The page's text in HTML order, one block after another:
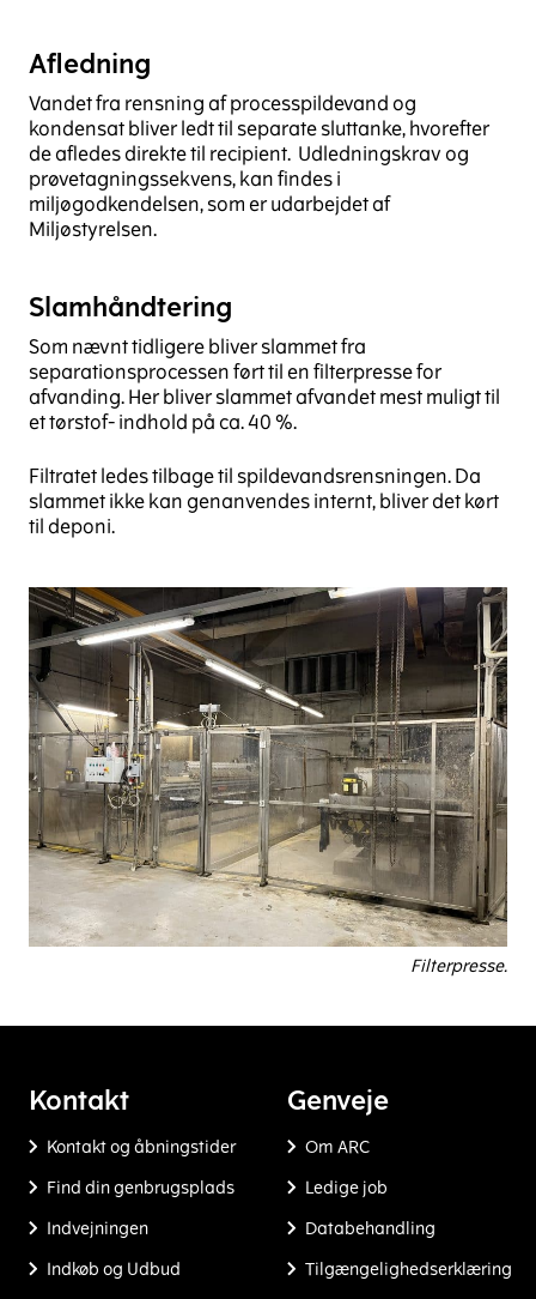
Afledning
Vandet fra rensning af processpildevand og
kondensat bliver ledt til separate sluttanke, hvorefter
de afledes direkte til recipient. Udledningskrav og
prøvetagningssekvens, kan findes i
miljøgodkendelsen, som er udarbejdet af
Miljøstyrelsen.
Slamhåndtering
Som nævnt tidligere bliver slammet fra
separationsprocessen ført til en filterpresse for
afvanding. Her bliver slammet afvandet mest muligt til
et tørstof- indhold på ca. 40 %.
Filtratet ledes tilbage til spildevandsrensningen. Da
slammet ikke kan genanvendes internt, bliver det kørt
til deponi.
Filterpresse.
Kontakt
Kontakt og åbningstider
Find din genbrugsplads
Indvejningen
Indkøb og Udbud
Genveje
Om ARC
Ledige job
Databehandling
Tilgængelighedserklæring